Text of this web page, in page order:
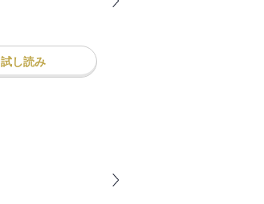
試し読み